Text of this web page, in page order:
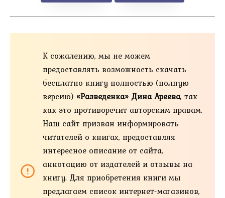
К сожалению, мы не можем
предоставлять возможность скачать
бесплатно книгу полностью (полную
версию) «Разведенка» Дина Ареева, так
как это противоречит авторским правам.
Наш сайт призван информировать
читателей о книгах, предоставляя
интересное описание от сайта,
аннотацию от издателей и отзывы на
книгу. Для приобретения книги мы
предлагаем список интернет-магазинов,